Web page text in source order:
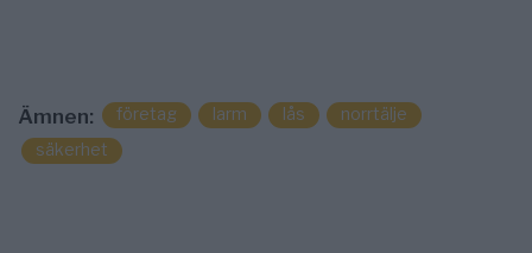
Ämnen: företag larm lås
norrtälje
säkerhet